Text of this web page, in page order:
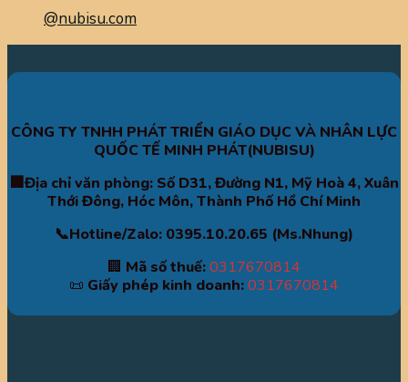
@nubisu.com
CÔNG TY TNHH PHÁT TRIỂN GIÁO DỤC VÀ NHÂN LỰC
QUỐC TẾ MINH PHÁT(NUBISU)
🏢Địa chỉ văn phòng: Số D31, Đường N1, Mỹ Hoà 4, Xuân
Thới Đông, Hóc Môn, Thành Phố Hồ Chí Minh
📞Hotline/Zalo: 0395.10.20.65 (Ms.Nhung)
🏢 Mã số thuế:0317670814
📜 Giấy phép kinh doanh:0317670814